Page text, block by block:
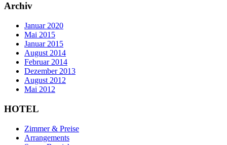
Archiv
Januar 2020
Mai 2015
Januar 2015
August 2014
Februar 2014
Dezember 2013
August 2012
Mai 2012
HOTEL
Zimmer & Preise
Arrangements